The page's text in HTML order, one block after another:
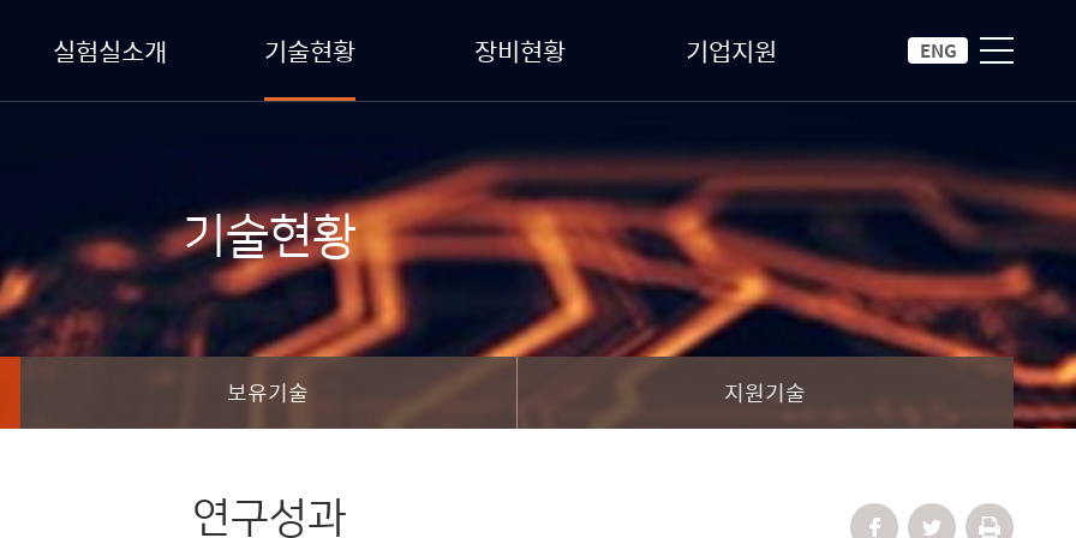
ENG
실험실소개 기술현황 장비현황 기업지원
기술현황
보유기술 지원기술
연구성과